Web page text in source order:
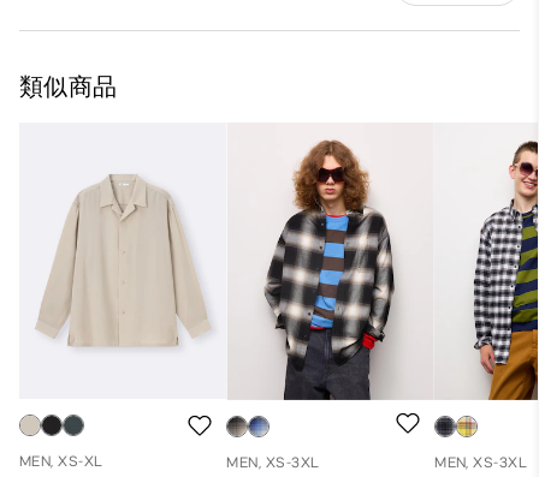
類似商品
MEN, XS-XL
MEN, XS-3XL
MEN, XS-3XL